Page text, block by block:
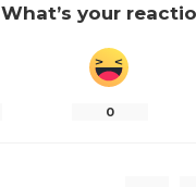
What’s your
0